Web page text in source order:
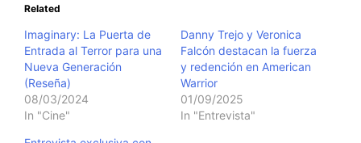
Related
Imaginary: La Puerta de
Entrada al Terror para una
Nueva Generación
(Reseña)
08/03/2024
In "Cine"
Danny Trejo y Veronica
Falcón destacan la fuerza
y redención en American
Warrior
01/09/2025
In "Entrevista"